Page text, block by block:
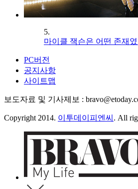
5.
마이클 잭슨은 어떤 존재
PC버전
공지사항
사이트맵
보도자료 및 기사제보 :
Copyright 2014. 이투데이피엔씨 . All